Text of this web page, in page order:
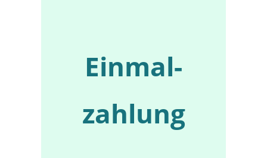
Einmal­
zahlung